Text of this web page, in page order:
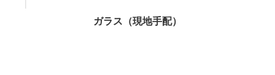
ガラス（現地手配）